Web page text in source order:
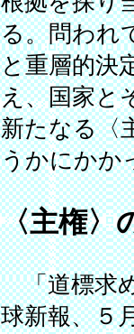
る。問われ
と重層的決
え、国家と
新たなる〈
うかにかか
〈主権〉
「道標求
球新報、５